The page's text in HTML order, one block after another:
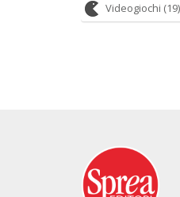
Videogiochi (19)